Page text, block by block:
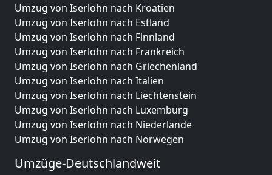
Umzug von Iserlohn nach Kroatien
Umzug von Iserlohn nach Estland
Umzug von Iserlohn nach Finnland
Umzug von Iserlohn nach Frankreich
Umzug von Iserlohn nach Griechenland
Umzug von Iserlohn nach Italien
Umzug von Iserlohn nach Liechtenstein
Umzug von Iserlohn nach Luxemburg
Umzug von Iserlohn nach Niederlande
Umzug von Iserlohn nach Norwegen
Umzüge-Deutschlandweit